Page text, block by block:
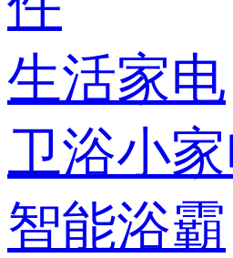
生活家电
卫浴小
智能浴霸